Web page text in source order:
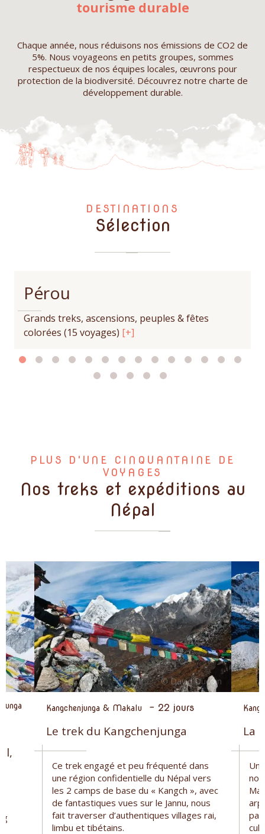
tourisme durable
Chaque année, nous réduisons nos émissions de CO2 de
5%. Nous voyageons en petits groupes, sommes
respectueux de nos équipes locales, œuvrons pour
protection de la biodiversité. Découvrez notre charte de
développement durable.
DESTINATIONS
Sélection
Pérou
Grands treks, ascensions, peuples & fêtes
colorées (15 voyages) [+]
PLUS D'UNE CINQUANTAINE DE
VOYAGES
Nos treks et expéditions au
Népal
Kangchenjunga & Makalu - 22 jours
Le trek du Kangchenjunga
Ce trek engagé et peu fréquenté dans
une région confidentielle du Népal vers
les 2 camps de base du « Kangch », avec
de fantastiques vues sur le Jannu, nous
fait traverser d’authentiques villages rai,
limbu et tibétains.
La
Un